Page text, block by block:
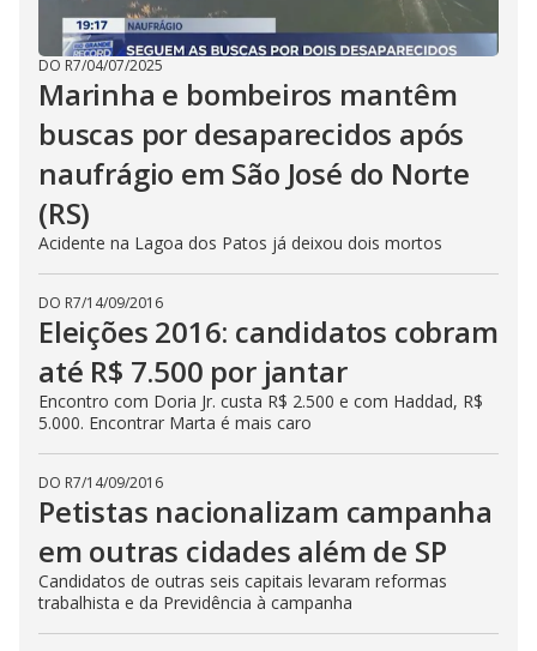
DO R7/04/07/2025
Marinha e bombeiros mantêm
buscas por desaparecidos após
naufrágio em São José do Norte
(RS)
Acidente na Lagoa dos Patos já deixou dois mortos
DO R7/14/09/2016
Eleições 2016: candidatos cobram
até R$ 7.500 por jantar
Encontro com Doria Jr. custa R$ 2.500 e com Haddad, R$
5.000. Encontrar Marta é mais caro
DO R7/14/09/2016
Petistas nacionalizam campanha
em outras cidades além de SP
Candidatos de outras seis capitais levaram reformas
trabalhista e da Previdência à campanha